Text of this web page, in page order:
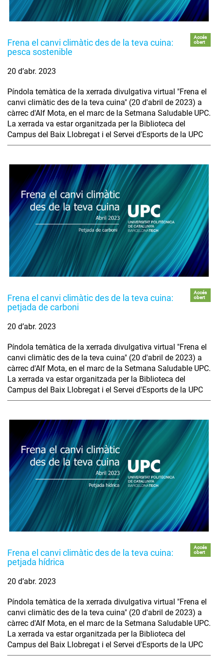
Frena el canvi climàtic des de la teva cuina:
pesca sostenible
Accés
obert
20 d’abr. 2023
Píndola temàtica de la xerrada divulgativa virtual "Frena el
canvi climàtic des de la teva cuina" (20 d'abril de 2023) a
càrrec d'Alf Mota, en el marc de la Setmana Saludable UPC.
La xerrada va estar organitzada per la Biblioteca del
Campus del Baix Llobregat i el Servei d'Esports de la UPC
Frena el canvi climàtic des de la teva cuina:
petjada de carboni
Accés
obert
20 d’abr. 2023
Píndola temàtica de la xerrada divulgativa virtual "Frena el
canvi climàtic des de la teva cuina" (20 d'abril de 2023) a
càrrec d'Alf Mota, en el marc de la Setmana Saludable UPC.
La xerrada va estar organitzada per la Biblioteca del
Campus del Baix Llobregat i el Servei d'Esports de la UPC
Frena el canvi climàtic des de la teva cuina:
petjada hídrica
Accés
obert
20 d’abr. 2023
Píndola temàtica de la xerrada divulgativa virtual "Frena el
canvi climàtic des de la teva cuina" (20 d'abril de 2023) a
càrrec d'Alf Mota, en el marc de la Setmana Saludable UPC.
La xerrada va estar organitzada per la Biblioteca del
Campus del Baix Llobregat i el Servei d'Esports de la UPC